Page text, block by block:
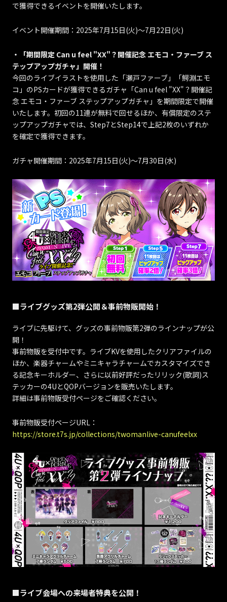
で獲得できるイベントを開催いたします。
イベント開催期間：2025年7月15日(火)～7月22日(火)
・「期間限定 Can u feel "XX"？開催記念 エモコ・ファーブ ス
テップアップガチャ」開催！
今回のライブイラストを使用した「瀬戸ファーブ」「鰐淵エモ
コ」のPSカードが獲得できるガチャ「Can u feel "XX"？開催記
念 エモコ・ファーブ ステップアップガチャ」を期間限定で開催
いたします。初回の11連が無料で回せるほか、有償限定のステ
ップアップガチャでは、Step7とStep14で上記2枚のいずれか
を確定で獲得できます。
ガチャ開催期間：2025年7月15日(火)～7月30日(水)
■ライブグッズ第2弾公開＆事前物販開始！
ライブに先駆けて、グッズの事前物販第2弾のラインナップが公
開！
事前物販を受付中です。ライブKVを使用したクリアファイルの
ほか、楽器チャームやミニキャラチャームでカスタマイズでき
る記念キーホルダー、さらに以前好評だったリリック(歌詞)ス
テッカーの4UとQOPバージョンを販売いたします。
詳細は事前物販受付ページをご確認ください。
事前物販受付ページURL：
https://store.t7s.jp/collections/twomanlive-canufeelxx
■ライブ会場への来場者特典を公開！